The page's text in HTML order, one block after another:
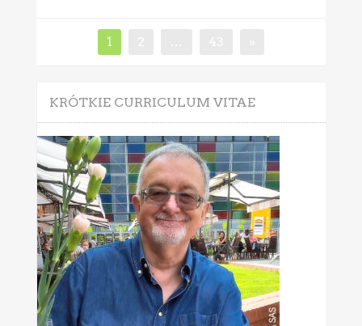
Nawigacja
Page
1
KRÓTKIE CURRICULUM VITAE